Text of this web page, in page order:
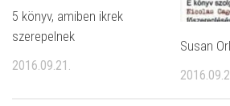
5 könyv, amiben ikrek
szerepelnek
2016.09.21.
Susan